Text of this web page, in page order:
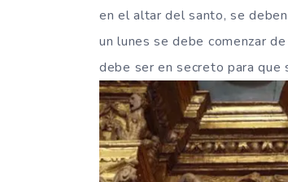
en el altar del santo, se
un lunes se debe comenzar
debe ser en secreto para que